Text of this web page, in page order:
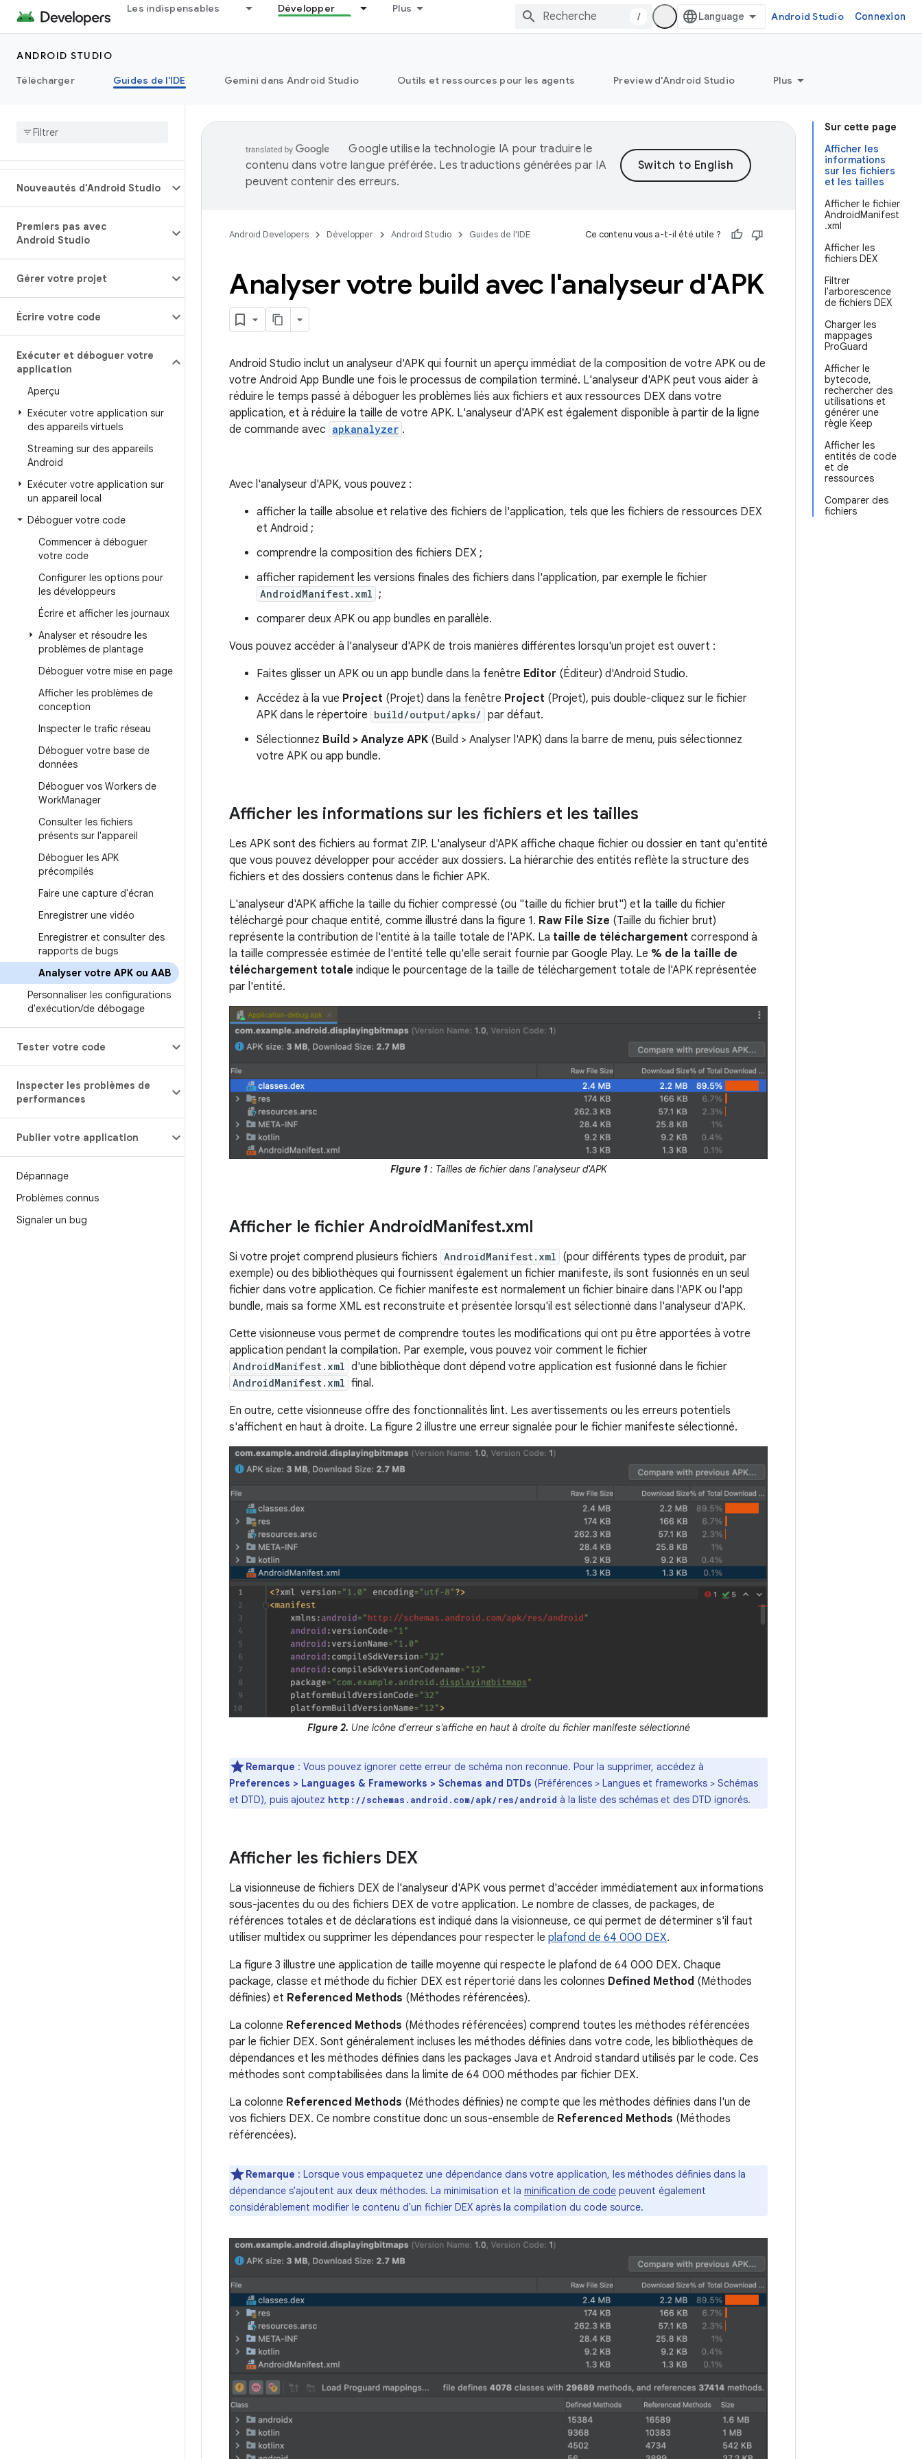
Les indispensables Développer Plus
/ Android Studio Connexion
ANDROID STUDIO
Télécharger
Guides de l'IDE Gemini dans Android Studio Outils et ressources pour les agents Preview d'Android Studio Plus
Nouveautés d'Android Studio
Premiers pas avec
Android Studio
Gérer votre projet
Écrire votre code
Exécuter et déboguer votre
application
Aperçu
Exécuter votre application sur
des appareils virtuels
Streaming sur des appareils
Android
Exécuter votre application sur
un appareil local
Déboguer votre code
Commencer à déboguer
votre code
Configurer les options pour
les développeurs
Écrire et afficher les journaux
Analyser et résoudre les
problèmes de plantage
Déboguer votre mise en page
Afficher les problèmes de
conception
Inspecter le trafic réseau
Déboguer votre base de
données
Déboguer vos Workers de
WorkManager
Consulter les fichiers
présents sur l'appareil
Déboguer les APK
précompilés
Faire une capture d'écran
Enregistrer une vidéo
Enregistrer et consulter des
rapports de bugs
Analyser votre APK ou AAB
Personnaliser les configurations
d'exécution/de débogage
Tester votre code
Inspecter les problèmes de
performances
Publier votre application
Dépannage
Problèmes connus
Signaler un bug
Sur cette page
Afficher les
informations
sur les fichiers
et les tailles
Afficher le fichier
AndroidManifest
.xml
Afficher les
fichiers DEX
Filtrer
l'arborescence
de fichiers DEX
Charger les
mappages
ProGuard
Afficher le
bytecode,
rechercher des
utilisations et
générer une
règle Keep
Afficher les
entités de code
et de
ressources
Comparer des
fichiers
Google utilise la technologie IA pour traduire le
contenu dans votre langue préférée. Les traductions générées par IA
peuvent contenir des erreurs.
Android Developers Développer Android Studio Guides de l'IDE Ce contenu vous a-t-il été utile ?
Analyser votre build avec l'analyseur d'APK
Android Studio inclut un analyseur d'APK qui fournit un aperçu immédiat de la composition de votre APK ou de
votre Android App Bundle une fois le processus de compilation terminé. L'analyseur d'APK peut vous aider à
réduire le temps passé à déboguer les problèmes liés aux fichiers et aux ressources DEX dans votre
application, et à réduire la taille de votre APK. L'analyseur d'APK est également disponible à partir de la ligne
de commande avec apkanalyzer .
Avec l'analyseur d'APK, vous pouvez :
afficher la taille absolue et relative des fichiers de l'application, tels que les fichiers de ressources DEX
et Android ;
comprendre la composition des fichiers DEX ;
afficher rapidement les versions finales des fichiers dans l'application, par exemple le fichier
AndroidManifest.xml ;
comparer deux APK ou app bundles en parallèle.
Vous pouvez accéder à l'analyseur d'APK de trois manières différentes lorsqu'un projet est ouvert :
Faites glisser un APK ou un app bundle dans la fenêtre Editor (Éditeur) d'Android Studio.
Accédez à la vue Project (Projet) dans la fenêtre Project (Projet), puis double-cliquez sur le fichier
APK dans le répertoire build/output/apks/ par défaut.
Sélectionnez Build > Analyze APK (Build > Analyser l'APK) dans la barre de menu, puis sélectionnez
votre APK ou app bundle.
Afficher les informations sur les fichiers et les tailles
Les APK sont des fichiers au format ZIP. L'analyseur d'APK affiche chaque fichier ou dossier en tant qu'entité
que vous pouvez développer pour accéder aux dossiers. La hiérarchie des entités reflète la structure des
fichiers et des dossiers contenus dans le fichier APK.
L'analyseur d'APK affiche la taille du fichier compressé (ou "taille du fichier brut") et la taille du fichier
téléchargé pour chaque entité, comme illustré dans la figure 1. Raw File Size (Taille du fichier brut)
représente la contribution de l'entité à la taille totale de l'APK. La taille de téléchargement correspond à
la taille compressée estimée de l'entité telle qu'elle serait fournie par Google Play. Le % de la taille de
téléchargement totale indique le pourcentage de la taille de téléchargement totale de l'APK représentée
par l'entité.
Figure 1: Tailles de fichier dans l'analyseur d'APK
Afficher le fichier AndroidManifest.xml
Si votre projet comprend plusieurs fichiers AndroidManifest.xml (pour différents types de produit, par
exemple) ou des bibliothèques qui fournissent également un fichier manifeste, ils sont fusionnés en un seul
fichier dans votre application. Ce fichier manifeste est normalement un fichier binaire dans l'APK ou l'app
bundle, mais sa forme XML est reconstruite et présentée lorsqu'il est sélectionné dans l'analyseur d'APK.
Cette visionneuse vous permet de comprendre toutes les modifications qui ont pu être apportées à votre
application pendant la compilation. Par exemple, vous pouvez voir comment le fichier
AndroidManifest.xml d'une bibliothèque dont dépend votre application est fusionné dans le fichier
AndroidManifest.xml final.
En outre, cette visionneuse offre des fonctionnalités lint. Les avertissements ou les erreurs potentiels
s'affichent en haut à droite. La figure 2 illustre une erreur signalée pour le fichier manifeste sélectionné.
Figure 2. Une icône d'erreur s'affiche en haut à droite du fichier manifeste sélectionné
Remarque : Vous pouvez ignorer cette erreur de schéma non reconnue. Pour la supprimer, accédez à
Preferences > Languages & Frameworks > Schemas and DTDs (Préférences > Langues et frameworks > Schémas
et DTD), puis ajoutez http://schemas.android.com/apk/res/android à la liste des schémas et des DTD ignorés.
Afficher les fichiers DEX
La visionneuse de fichiers DEX de l'analyseur d'APK vous permet d'accéder immédiatement aux informations
sous-jacentes du ou des fichiers DEX de votre application. Le nombre de classes, de packages, de
références totales et de déclarations est indiqué dans la visionneuse, ce qui permet de déterminer s'il faut
utiliser multidex ou supprimer les dépendances pour respecter le plafond de 64 000 DEX.
La figure 3 illustre une application de taille moyenne qui respecte le plafond de 64 000 DEX. Chaque
package, classe et méthode du fichier DEX est répertorié dans les colonnes Defined Method (Méthodes
définies) et Referenced Methods (Méthodes référencées).
La colonne Referenced Methods (Méthodes référencées) comprend toutes les méthodes référencées
par le fichier DEX. Sont généralement incluses les méthodes définies dans votre code, les bibliothèques de
dépendances et les méthodes définies dans les packages Java et Android standard utilisés par le code. Ces
méthodes sont comptabilisées dans la limite de 64 000 méthodes par fichier DEX.
La colonne Referenced Methods (Méthodes définies) ne compte que les méthodes définies dans l'un de
vos fichiers DEX. Ce nombre constitue donc un sous-ensemble de Referenced Methods (Méthodes
référencées).
Remarque : Lorsque vous empaquetez une dépendance dans votre application, les méthodes définies dans la
dépendance s'ajoutent aux deux méthodes. La minimisation et la minification de code peuvent également
considérablement modifier le contenu d'un fichier DEX après la compilation du code source.